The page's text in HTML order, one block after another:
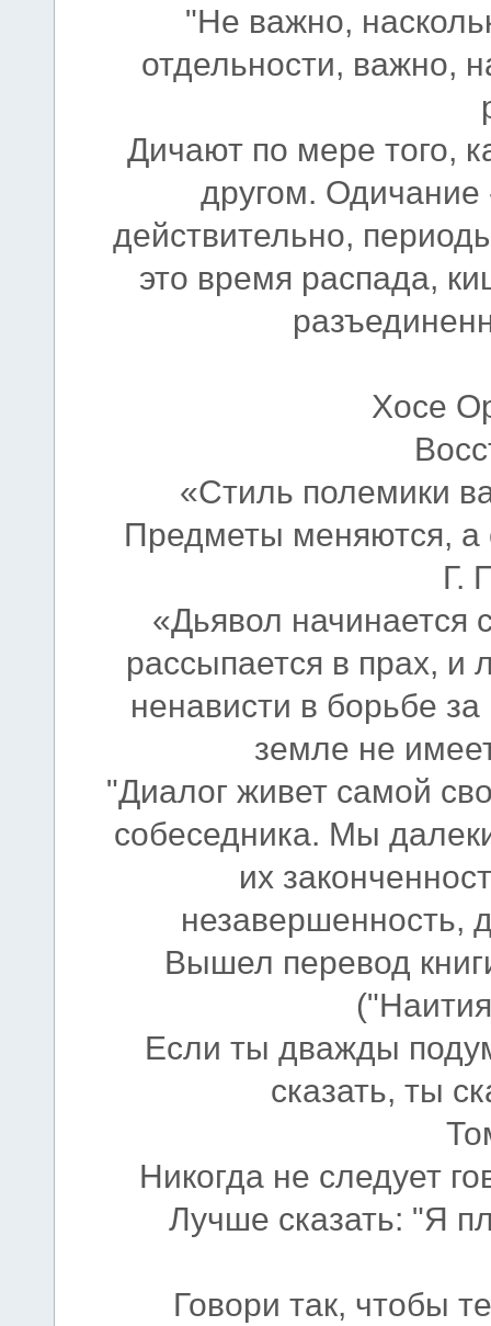
"Не важно,
отдельности, важно,
Дичают по мере того,
другом.
действительно,
это время распада,
Хосе
«Стиль полемики
Предметы меняются, а
Г.
«Дьявол начинается
рассыпается в прах, и
ненависти в борьбе
земле не
"Диалог живет самой
собеседника. Мы
их
незавершенность,
Вышел перевод
Если ты дважды
сказать, ты
Никогда не следует
Лучше сказать: "Я
Говори так, чтобы